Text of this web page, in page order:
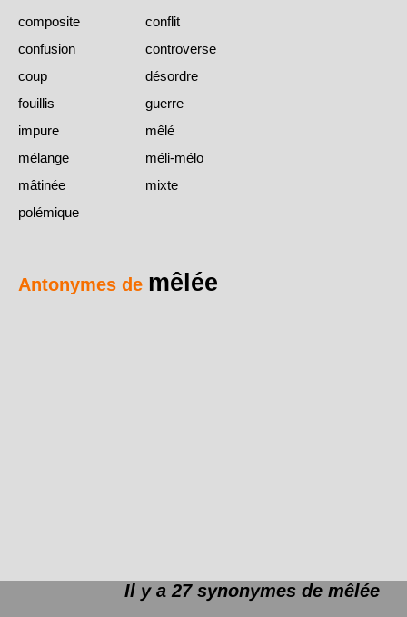
composite
conflit
confusion
controverse
coup
désordre
fouillis
guerre
impure
mêlé
mélange
méli-mélo
mâtinée
mixte
polémique
Antonymes de mêlée
Il y a 27 synonymes de mêlée